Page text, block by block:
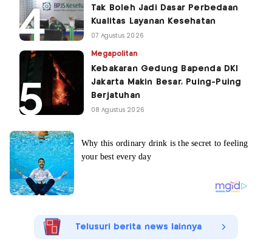
Tak Boleh Jadi Dasar Perbedaan
Kualitas Layanan Kesehatan
07 Agustus 2026
Megapolitan
Kebakaran Gedung Bapenda DKI
Jakarta Makin Besar, Puing-Puing
Berjatuhan
08 Agustus 2026
Telusuri berita news lainnya